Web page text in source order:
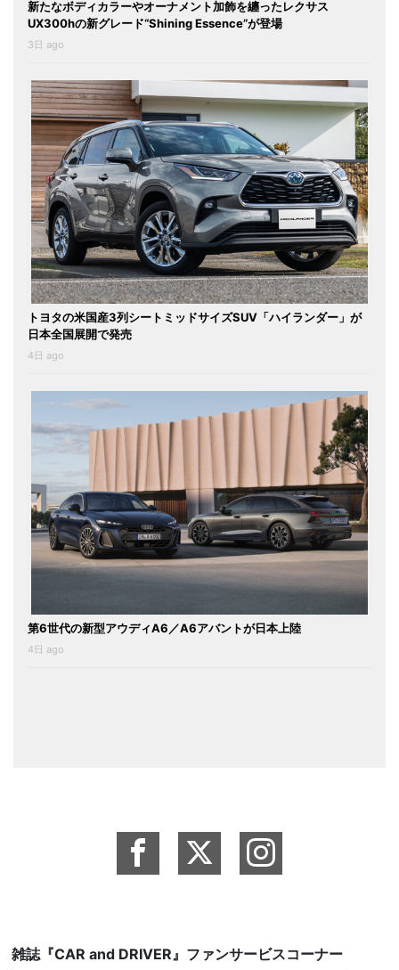
新たなボディカラーやオーナメント加飾を纏ったレクサス
UX300hの新グレード“Shining Essence”が登場
3日 ago
トヨタの米国産3列シートミッドサイズSUV「ハイランダー」が
日本全国展開で発売
4日 ago
第6世代の新型アウディA6／A6アバントが日本上陸
4日 ago
雑誌『CAR and DRIVER』ファンサービスコーナー